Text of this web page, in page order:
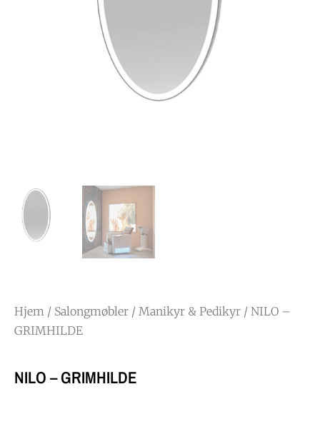
Hjem / Salongmøbler / Manikyr & Pedikyr / NILO –
GRIMHILDE
NILO – GRIMHILDE